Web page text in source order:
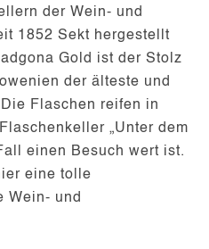
der Wein- und
1852 Sekt hergestellt
Gold ist der Stolz
der älteste und
Flaschen reifen in
„Unter dem
einen Besuch wert ist.
eine tolle
Wein- und